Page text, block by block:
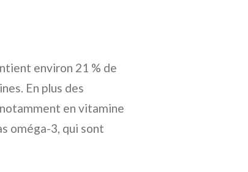
environ 21 % de
En plus des
en vitamine
oméga-3, qui sont